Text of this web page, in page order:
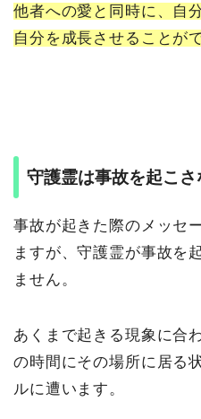
他者への愛と同時に、自
自分を成長させることが
守護霊は事故を起こさ
事故が起きた際のメッセ
ますが、守護霊が事故を
ません。
あくまで起きる現象に合
の時間にその場所に居る
ルに遭います。